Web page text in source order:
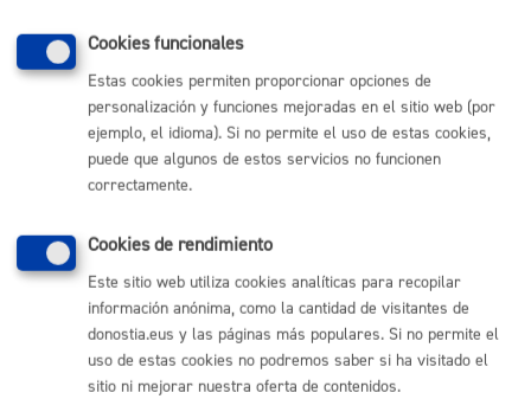
Comunícate con el Ayuntamiento de Donostia / San
Sebastián
(gratuito desde Donostia / San Sebastián)
Buzón de la ciudadanía
Informar de un error en la web
Enlaces útiles
Ofertas de empleo
Cookies funcionales
Estas cookies permiten proporcionar opciones de
personalización y funciones mejoradas en el sitio web (por
ejemplo, el idioma). Si no permite el uso de estas cookies,
puede que algunos de estos servicios no funcionen
correctamente.
Cookies de rendimiento
Este sitio web utiliza cookies analíticas para recopilar
información anónima, como la cantidad de visitantes de
donostia.eus y las páginas más populares. Si no permite el
uso de estas cookies no podremos saber si ha visitado el
sitio ni mejorar nuestra oferta de contenidos.